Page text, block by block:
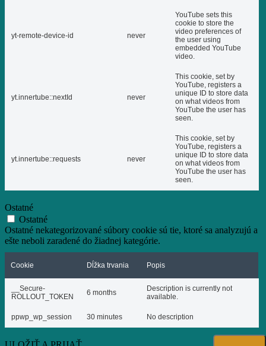
yt-remote-device-id never
YouTube sets this
cookie to store the
video preferences of
the user using
embedded YouTube
video.
yt.innertube::nextId never
This cookie, set by
YouTube, registers a
unique ID to store data
on what videos from
YouTube the user has
seen.
yt.innertube::requests never
This cookie, set by
YouTube, registers a
unique ID to store data
on what videos from
YouTube the user has
seen.
Ostatné
Ostatné
Ostatné nekategorizované súbory cookie sú tie, ktoré sa analyzujú a
ešte neboli zaradené do žiadnej kategórie.
Cookie Dĺžka trvania Popis
__Secure-
ROLLOUT_TOKEN
6 months
Description is currently not
available.
ppwp_wp_session 30 minutes No description